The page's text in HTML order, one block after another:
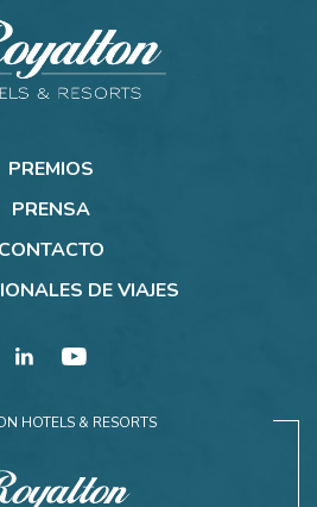
PREMIOS
PRENSA
CONTACTO
DE VIAJES
HOTELS & RESORTS